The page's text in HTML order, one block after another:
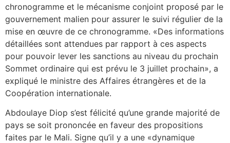
chronogramme et le mécanisme conjoint proposé par le
gouvernement malien pour assurer le suivi régulier de la
mise en œuvre de ce chronogramme. «Des informations
détaillées sont attendues par rapport à ces aspects
pour pouvoir lever les sanctions au niveau du prochain
Sommet ordinaire qui est prévu le 3 juillet prochain», a
expliqué le ministre des Affaires étrangères et de la
Coopération internationale.
Abdoulaye Diop s’est félicité qu’une grande majorité de
pays se soit prononcée en faveur des propositions
faites par le Mali. Signe qu’il y a une «dynamique